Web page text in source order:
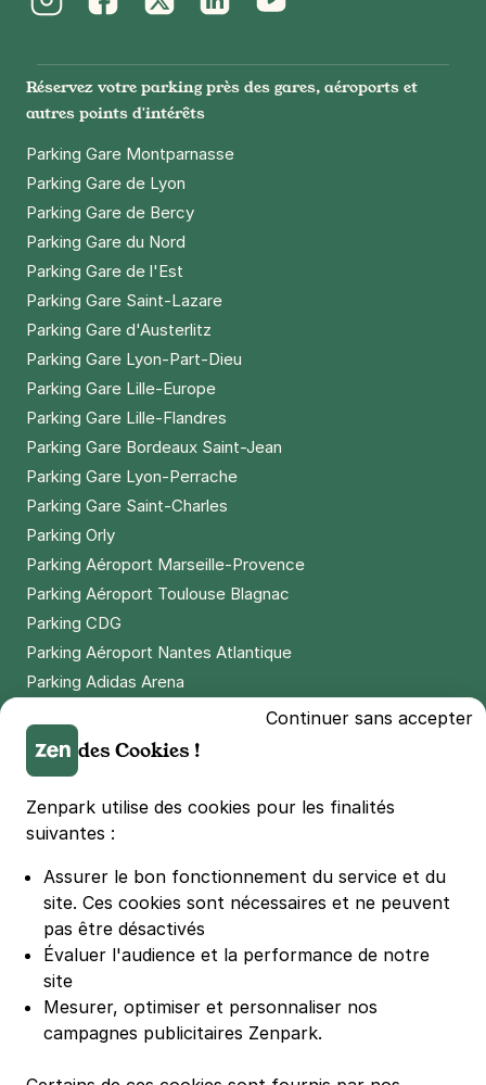
Réservez votre parking près des gares, aéroports et
autres points d'intérêts
Parking Gare Montparnasse
Parking Gare de Lyon
Parking Gare de Bercy
Parking Gare du Nord
Parking Gare de l'Est
Parking Gare Saint-Lazare
Parking Gare d'Austerlitz
Parking Gare Lyon-Part-Dieu
Parking Gare Lille-Europe
Parking Gare Lille-Flandres
Parking Gare Bordeaux Saint-Jean
Parking Gare Lyon-Perrache
Parking Gare Saint-Charles
Parking Orly
Parking Aéroport Marseille-Provence
Parking Aéroport Toulouse Blagnac
Parking CDG
Parking Aéroport Nantes Atlantique
Parking Adidas Arena
Parking LDLC Arena
Parking Stade Pierre Mauroy
Parking Groupama Stadium
Parking Vélodrome
Parking Bercy
Parking La Défense Arena
Parking Les 4 temps
Parking Nation
Parking Porte de Versailles
Parking Lille Grand Palais
Continuer sans accepter
des Cookies !
Zenpark utilise des cookies pour les finalités
suivantes :
Assurer le bon fonctionnement du service et du
site. Ces cookies sont nécessaires et ne peuvent
pas être désactivés
Évaluer l'audience et la performance de notre
site
Mesurer, optimiser et personnaliser nos
campagnes publicitaires Zenpark.